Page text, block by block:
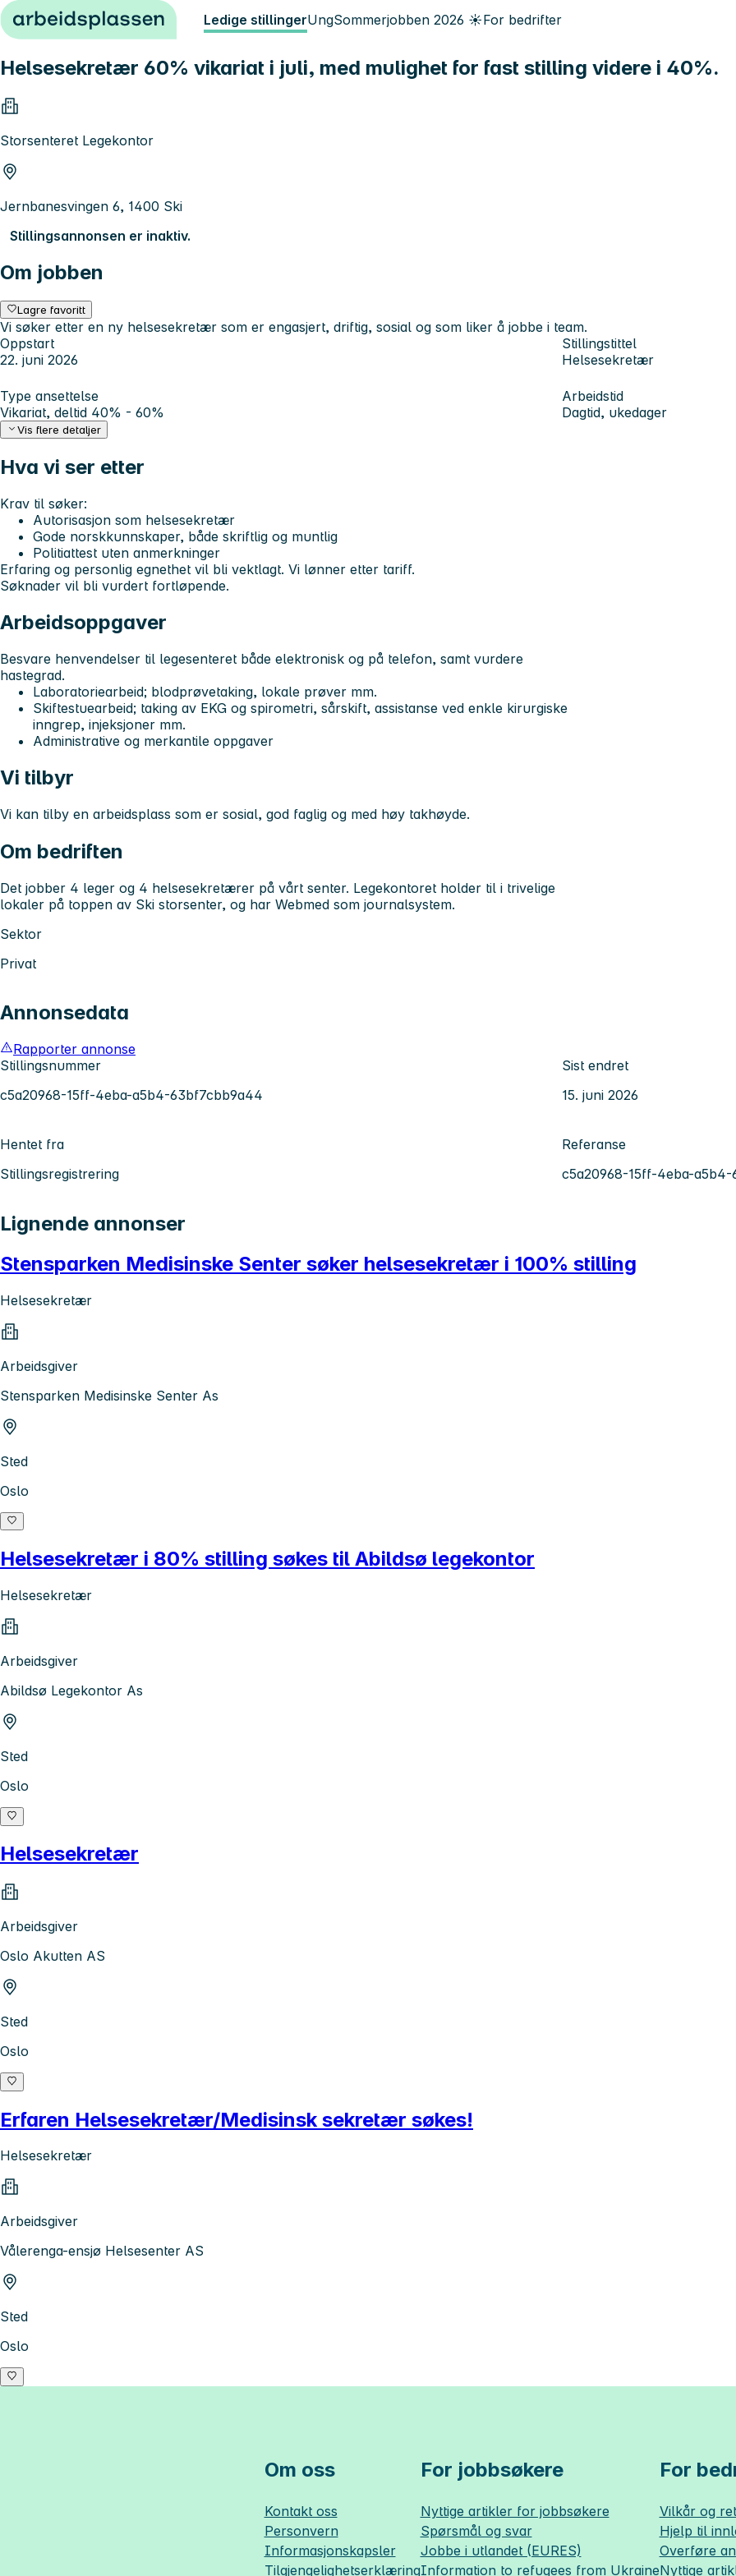
Hopp til innhold Ledige stillingerUngSommerjobben 2026 ☀️For bedrifter
Helsesekretær 60% vikariat i juli, med mulighet for fast stilling videre i 40%.
Storsenteret Legekontor
Jernbanesvingen 6, 1400 Ski
Stillingsannonsen er inaktiv.
Om jobben
Lagre favoritt
Vi søker etter en ny helsesekretær som er engasjert, driftig, sosial og som liker å jobbe i team.
Oppstart
22. juni 2026
Stillingstittel
Helsesekretær
Type ansettelse
Vikariat, deltid 40% - 60%
Arbeidstid
Dagtid, ukedager
Vis flere detaljer
Hva vi ser etter
Krav til søker:
Autorisasjon som helsesekretær
Gode norskkunnskaper, både skriftlig og muntlig
Politiattest uten anmerkninger
Erfaring og personlig egnethet vil bli vektlagt. Vi lønner etter tariff.
Søknader vil bli vurdert fortløpende.
Arbeidsoppgaver
Besvare henvendelser til legesenteret både elektronisk og på telefon, samt vurdere
hastegrad.
Laboratoriearbeid; blodprøvetaking, lokale prøver mm.
Skiftestuearbeid; taking av EKG og spirometri, sårskift, assistanse ved enkle kirurgiske
inngrep, injeksjoner mm.
Administrative og merkantile oppgaver
Vi tilbyr
Vi kan tilby en arbeidsplass som er sosial, god faglig og med høy takhøyde.
Om bedriften
Det jobber 4 leger og 4 helsesekretærer på vårt senter. Legekontoret holder til i trivelige
lokaler på toppen av Ski storsenter, og har Webmed som journalsystem.
Sektor
Privat
Annonsedata
Rapporter annonse
Stillingsnummer
c5a20968-15ff-4eba-a5b4-63bf7cbb9a44
Sist endret
15. juni 2026
Hentet fra
Stillingsregistrering
Referanse
c5a20968-15ff-4eba-
Lignende annonser
Stensparken Medisinske Senter søker helsesekretær i 100% stilling
Helsesekretær
Arbeidsgiver
Stensparken Medisinske Senter As
Sted
Oslo
Helsesekretær i 80% stilling søkes til Abildsø legekontor
Helsesekretær
Arbeidsgiver
Abildsø Legekontor As
Sted
Oslo
Helsesekretær
Arbeidsgiver
Oslo Akutten AS
Sted
Oslo
Erfaren Helsesekretær/Medisinsk sekretær søkes!
Helsesekretær
Arbeidsgiver
Vålerenga-ensjø Helsesenter AS
Sted
Oslo
Om oss
Kontakt oss
Personvern
Informasjonskapsler
Tilgjengelighetserklæring
For jobbsøkere
Nyttige artikler for jobbsøkere
Spørsmål og svar
Jobbe i utlandet (EURES)
Information to refugees from Ukraine
For
Vilkår og
Hjelp til
Overføre
Nyttige